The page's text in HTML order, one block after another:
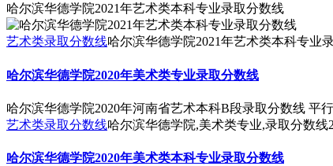
哈尔滨华德学院2021年艺术类本科专业录取分数线
艺术类录取分数线哈尔滨华德学院2021年艺术类本科专业
哈尔滨华德学院2020年美术类专业录取分数线
哈尔滨华德学院2020年河南省艺术本科B段录取分数线 平
艺术类录取分数线哈尔滨华德学院,美术类专业,录取分数线
哈尔滨华德学院2020年美术类本科专业录取分数线